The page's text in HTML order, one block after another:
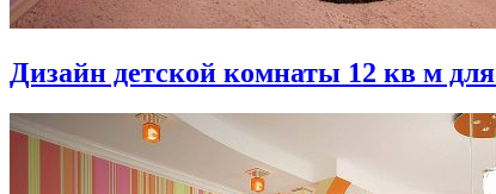
Дизайн детской комнаты 12 кв м для